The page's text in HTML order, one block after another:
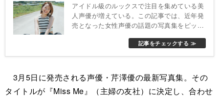
アイドル級のルックスで注目を集めている美
人声優が増えている。この記事では、近年発
売となった女性声優の話題の写真集をピック
記事をチェックする ≫
3月5日に発売される声優・芹澤優の最新写真集。その
タイトルが『Miss Me』（主婦の友社）に決定し、合わせ